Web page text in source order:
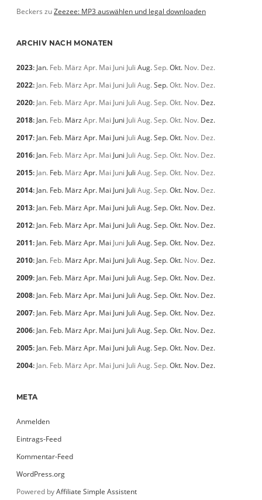
Beckers zuZeezee: MP3 auswählen und legal downloaden
ARCHIV NACH MONATEN
2023:Jan. Feb. März Apr. Mai Juni Juli Aug.Sep.Okt. Nov. Dez.
2022: Jan. Feb. März Apr. Mai Juni Juli Aug.Sep.Okt. Nov. Dez.
2020: Jan. Feb. März Apr. Mai Juni Juli Aug.Sep.Okt. Nov. Dez.
2018:Jan. Feb. März Apr. Mai Juni Juli Aug.Sep.Okt. Nov. Dez.
2017:Jan. Feb. März Apr. Mai Juni Juli Aug.Sep.Okt. Nov. Dez.
2016:Jan. Feb. März Apr. Mai Juni Juli Aug.Sep.Okt. Nov. Dez.
2015: Jan. Feb. März Apr. Mai Juni Juli Aug.Sep.Okt. Nov. Dez.
2014:Jan. Feb. März Apr. Mai Juni Juli Aug.Sep.Okt. Nov. Dez.
2013:Jan. Feb. März Apr. Mai Juni Juli Aug.Sep.Okt. Nov. Dez.
2012:Jan. Feb. März Apr. Mai Juni Juli Aug.Sep.Okt. Nov. Dez.
2011:Jan. Feb. März Apr. Mai Juni Juli Aug.Sep.Okt. Nov. Dez.
2010:Jan. Feb. März Apr. Mai Juni Juli Aug.Sep.Okt. Nov. Dez.
2009:Jan. Feb. März Apr. Mai Juni Juli Aug.Sep.Okt. Nov. Dez.
2008:Jan. Feb. März Apr. Mai Juni Juli Aug.Sep.Okt. Nov. Dez.
2007:Jan. Feb. März Apr. Mai Juni Juli Aug.Sep.Okt. Nov. Dez.
2006:Jan. Feb. März Apr. Mai Juni Juli Aug.Sep.Okt. Nov. Dez.
2005:Jan. Feb. März Apr. Mai Juni Juli Aug.Sep.Okt. Nov. Dez.
2004: Jan. Feb. März Apr. Mai Juni Juli Aug.Sep.Okt. Nov. Dez.
META
Anmelden
Eintrags-Feed
Kommentar-Feed
WordPress.org
Powered byAffiliate Simple Assistent